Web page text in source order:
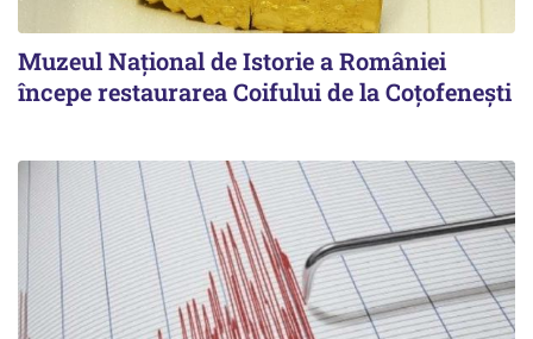
Muzeul Național de Istorie a României
începe restaurarea Coifului de la Coțofenești